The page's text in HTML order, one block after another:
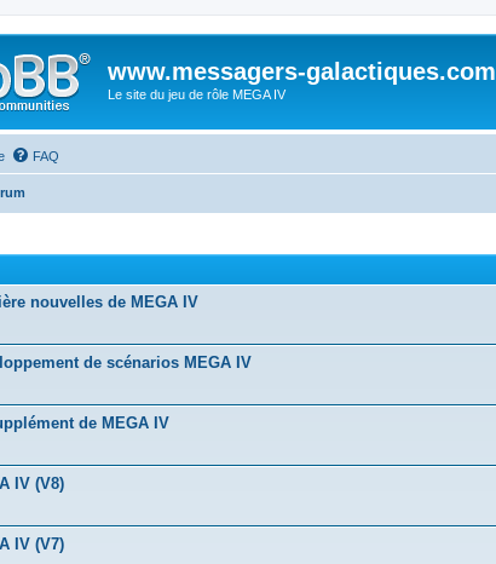
www.messagers-galactiques.com
Le site du jeu de rôle MEGA IV
FAQ
nouvelles de MEGA IV
de scénarios MEGA IV
de MEGA IV
IV (V8)
IV (V7)